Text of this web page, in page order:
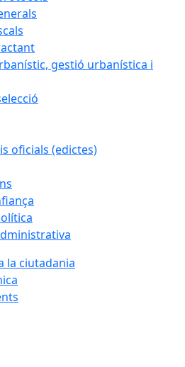
gestió urbanística i
oficials (edictes)
la ciutadania